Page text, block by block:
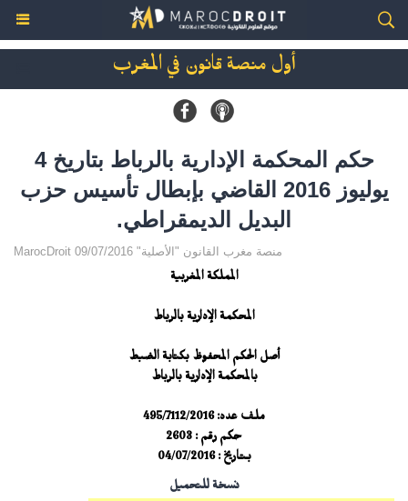
أول منصة قانون في المغرب
حكم المحكمة الإدارية بالرباط بتاريخ 4
يوليوز 2016 القاضي بإبطال تأسيس حزب
البديل الديمقراطي.
MarocDroit منصة مغرب القانون "الأصلية" 09/07/2016
المملكة المغربية
المحكمة الإدارية بالرباط
أصل الحكم المحفوظ بكتابة الضبط
بالمحكمة الإدارية بالرباط
ملف عدد: 495/7112/2016
حكم رقم : 2603
بـتـاريخ : 04/07/2016
نسخة للتحميل